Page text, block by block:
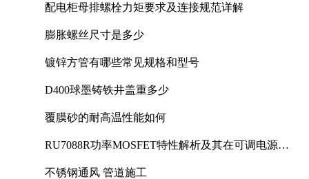
配电柜母排螺栓力矩要求及连接规范详解
膨胀螺丝尺寸是多少
镀锌方管有哪些常见规格和型号
D400球墨铸铁井盖重多少
覆膜砂的耐高温性能如何
RU7088R功率MOSFET特性解析及其在可调电源设
不锈钢通风 管道施工